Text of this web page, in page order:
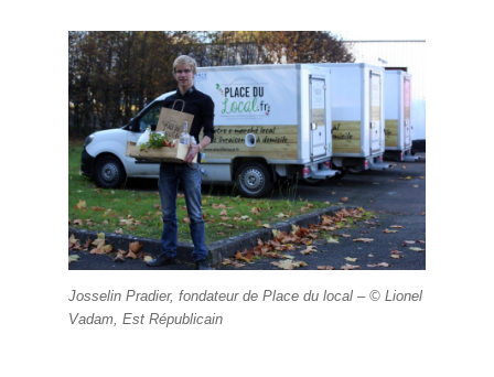
Josselin Pradier, fondateur de Place du local – © Lionel
Vadam, Est Républicain